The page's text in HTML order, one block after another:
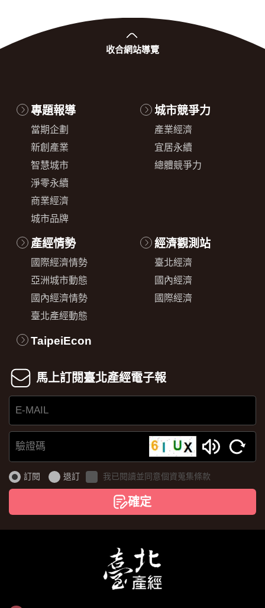
收合網站導覽
專題報導
當期企劃
新創產業
智慧城市
淨零永續
商業經濟
城市品牌
城市競爭力
產業經濟
宜居永續
總體競爭力
產經情勢
國際經濟情勢
亞洲城市動態
國內經濟情勢
臺北產經動態
經濟觀測站
臺北經濟
國內經濟
國際經濟
TaipeiEcon
馬上訂閱臺北產經電子報
MAIL
證
碼
訂閱 退訂 我已閱讀並同意個資蒐集條款
確定